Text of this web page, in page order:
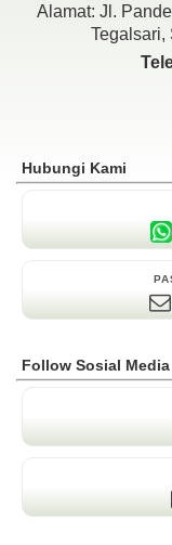
Alamat: Jl.
Tegalsari,
Hubungi Kami
Follow Sosial Media